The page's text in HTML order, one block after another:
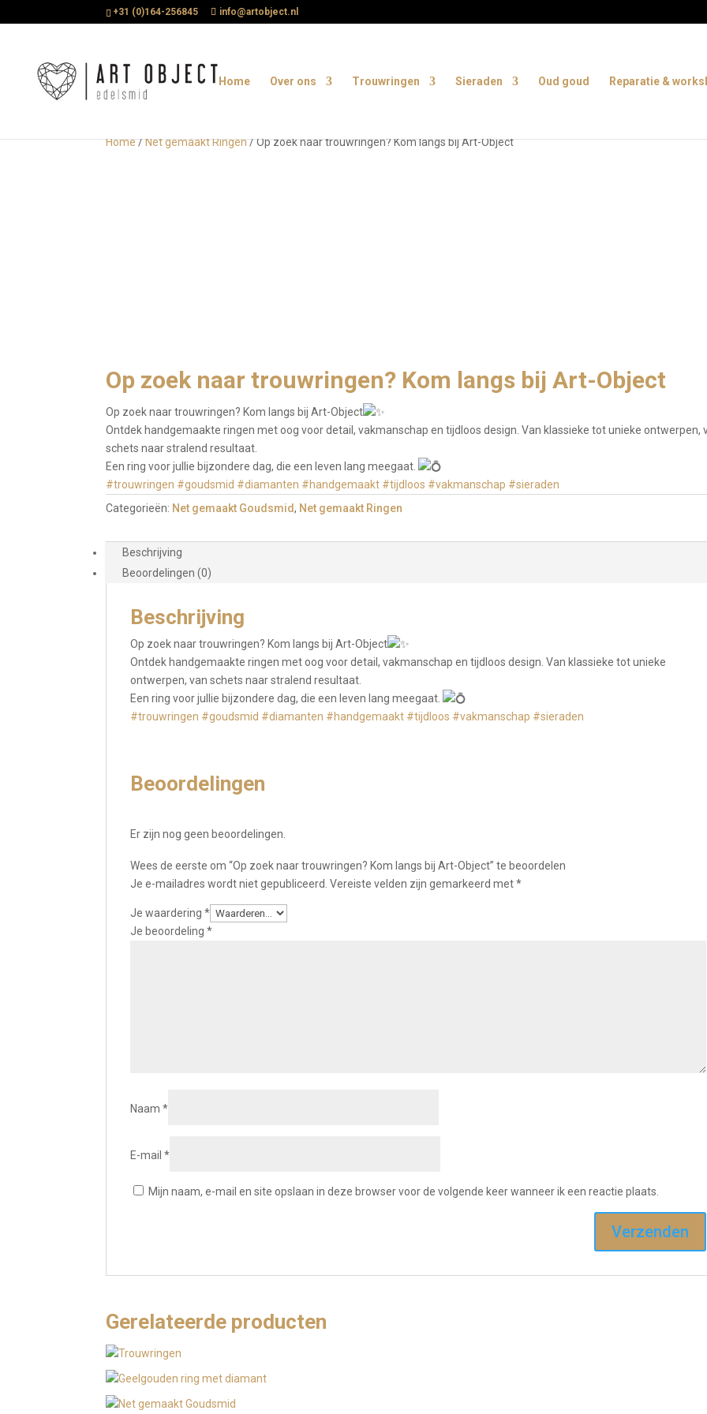
+31 (0)164-256845 info@artobject.nl
Home Over ons Trouwringen Sieraden Oud goud Reparatie &
Home/Net gemaakt Ringen/ Op zoek naar trouwringen? Kom langs bij Art-Object
Op zoek naar trouwringen? Kom langs bij Art-Object
Op zoek naar trouwringen? Kom langs bij Art-Object
Ontdek handgemaakte ringen met oog voor detail, vakmanschap en tijdloos design. Van klassieke tot unieke ontwerpen,
schets naar stralend resultaat.
Een ring voor jullie bijzondere dag, die een leven lang meegaat.
#trouwringen #goudsmid #diamanten #handgemaakt #tijdloos #vakmanschap #sieraden
Categorieën: Net gemaakt Goudsmid, Net gemaakt Ringen
Beschrijving
Beoordelingen (0)
Beschrijving
Op zoek naar trouwringen? Kom langs bij Art-Object
Ontdek handgemaakte ringen met oog voor detail, vakmanschap en tijdloos design. Van klassieke tot unieke
ontwerpen, van schets naar stralend resultaat.
Een ring voor jullie bijzondere dag, die een leven lang meegaat.
#trouwringen #goudsmid #diamanten #handgemaakt #tijdloos #vakmanschap #sieraden
Beoordelingen
Er zijn nog geen beoordelingen.
Wees de eerste om “Op zoek naar trouwringen? Kom langs bij Art-Object” te beoordelen
Je e-mailadres wordt niet gepubliceerd. Vereiste velden zijn gemarkeerd met*
Je waardering*
Je beoordeling*
Naam*
E-mail*
Mijn naam, e-mail en site opslaan in deze browser voor de volgende keer wanneer ik een reactie plaats.
Gerelateerde producten